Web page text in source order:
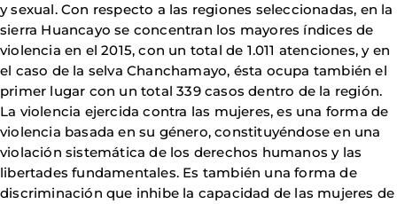
y sexual. Con respecto a las regiones seleccionadas, en la
sierra Huancayo se concentran los mayores índices de
violencia en el 2015, con un total de 1.011 atenciones, y en
el caso de la selva Chanchamayo, ésta ocupa también el
primer lugar con un total 339 casos dentro de la región.
La violencia ejercida contra las mujeres, es una forma de
violencia basada en su género, constituyéndose en una
violación sistemática de los derechos humanos y las
libertades fundamentales. Es también una forma de
discriminación que inhibe la capacidad de las mujeres de